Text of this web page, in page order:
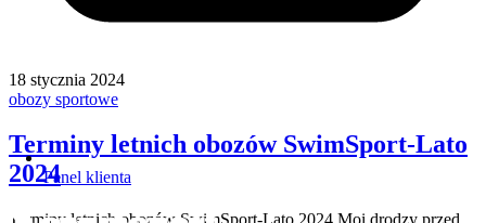
Panel klienta
18 stycznia 2024
obozy sportowe
Terminy letnich obozów SwimSport-Lato
2024